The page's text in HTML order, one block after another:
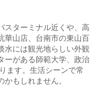
スターミナル近くや、高
華山店、台南市の東山百
水には観光地らしい外観
ーがある師範大学、政治
ます。生活シーンで常
もしれません。